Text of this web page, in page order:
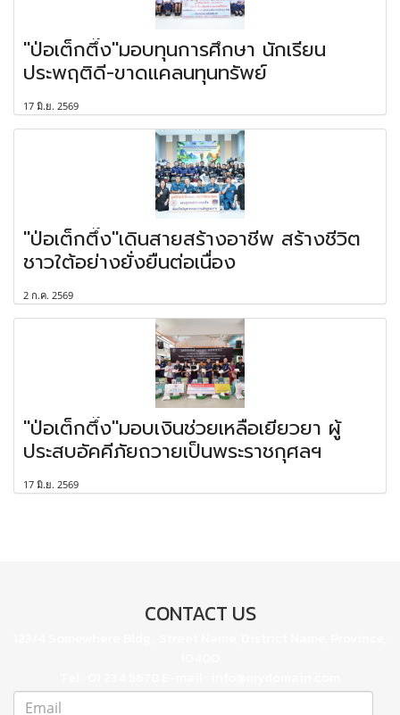
"ป่อเต็กตึ๊ง"มอบทุนการศึกษา นักเรียน
ประพฤติดี-ขาดแคลนทุนทรัพย์
17 มิ.ย. 2569
"ป่อเต็กตึ๊ง"เดินสายสร้างอาชีพ สร้างชีวิต
ชาวใต้อย่างยั่งยืนต่อเนื่อง
2 ก.ค. 2569
"ป่อเต็กตึ๊ง"มอบเงินช่วยเหลือเยียวยา ผู้
ประสบอัคคีภัยถวายเป็นพระราชกุศลฯ
17 มิ.ย. 2569
CONTACT US